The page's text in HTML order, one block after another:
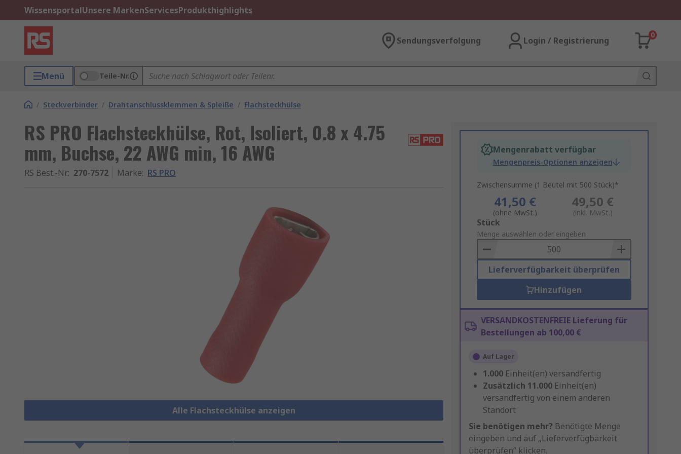
WissensportalUnsere MarkenServicesProdukthighlights
Sendungsverfolgung Login / Registrierung
0
Menü Teile-Nr.
/ Steckverbinder / Drahtanschlussklemmen & Spleiße / Flachsteckhülse
RS PRO Flachsteckhülse, Rot, Isoliert, 0.8 x 4.75
mm, Buchse, 22 AWG min, 16 AWG
RS Best.-Nr.: 270-7572 Marke: RS PRO
Alle Flachsteckhülse anzeigen
Mengenrabatt verfügbar
Mengenpreis-Optionen anzeigen
Zwischensumme (1 Beutel mit 500 Stück)*
41,50 €
(ohne MwSt.)
49,50 €
(inkl. MwSt.)
Add
to
Basket
Stück
Menge auswählen oder eingeben
Lieferverfügbarkeit überprüfen
Hinzufügen
VERSANDKOSTENFREIE Lieferung für
Bestellungen ab 100,00 €
Auf Lager
1.000 Einheit(en) versandfertig
Zusätzlich 11.000 Einheit(en)
versandfertig von einem anderen
Standort
Sie benötigen mehr? Benötigte Menge
eingeben und auf „Lieferverfügbarkeit
überprüfen“ klicken.